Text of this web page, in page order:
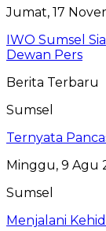
Jumat, 17
IWO Sumsel
Dewan Pers
Berita Terbaru
Sumsel
Ternyata
Minggu, 9 Agu
Sumsel
Menjalani